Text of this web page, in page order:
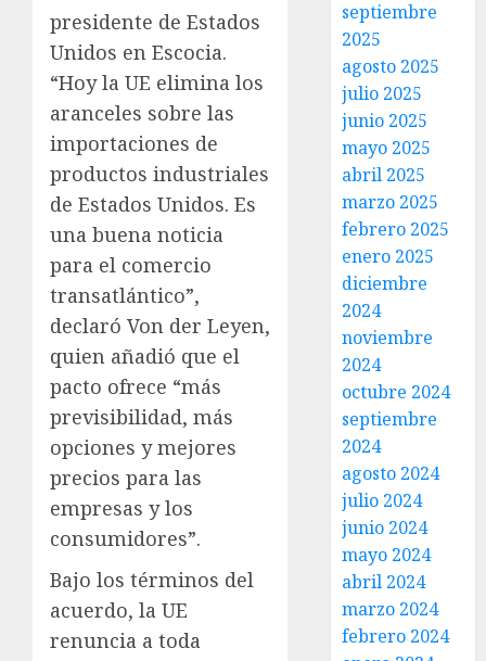
presidente de Estados
Unidos en Escocia.
“Hoy la UE elimina los
aranceles sobre las
importaciones de
productos industriales
de Estados Unidos. Es
una buena noticia
para el comercio
transatlántico”,
declaró Von der Leyen,
quien añadió que el
pacto ofrece “más
previsibilidad, más
opciones y mejores
precios para las
empresas y los
consumidores”.
Bajo los términos del
acuerdo, la UE
renuncia a toda
septiembre
2025
agosto 2025
julio 2025
junio 2025
mayo 2025
abril 2025
marzo 2025
febrero 2025
enero 2025
diciembre
2024
noviembre
2024
octubre 2024
septiembre
2024
agosto 2024
julio 2024
junio 2024
mayo 2024
abril 2024
marzo 2024
febrero 2024